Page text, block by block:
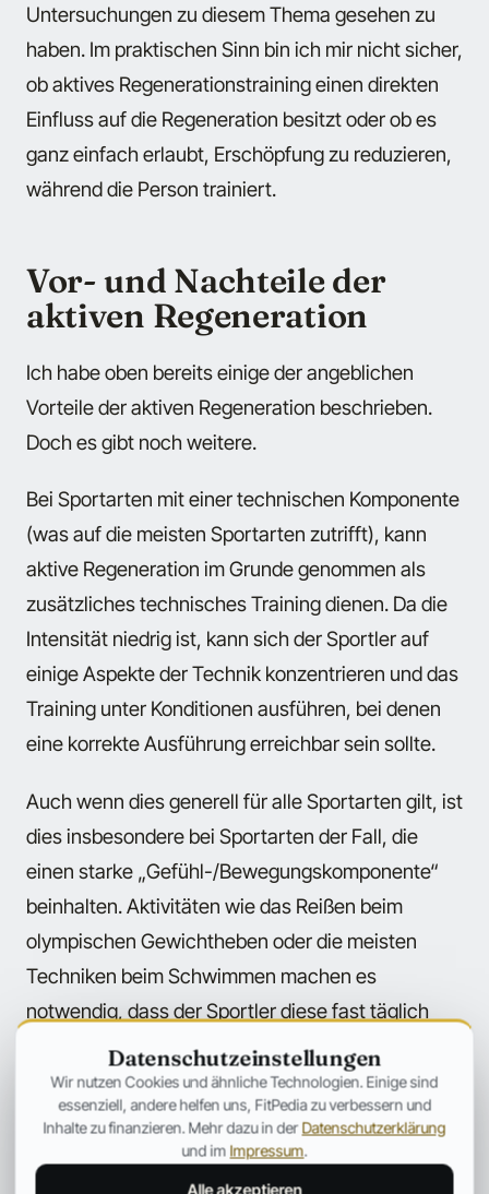
Untersuchungen zu diesem Thema gesehen zu
haben. Im praktischen Sinn bin ich mir nicht sicher,
ob aktives Regenerationstraining einen direkten
Einfluss auf die Regeneration besitzt oder ob es
ganz einfach erlaubt, Erschöpfung zu reduzieren,
während die Person trainiert.
Vor- und Nachteile der
aktiven Regeneration
Ich habe oben bereits einige der angeblichen
Vorteile der aktiven Regeneration beschrieben.
Doch es gibt noch weitere.
Bei Sportarten mit einer technischen Komponente
(was auf die meisten Sportarten zutrifft), kann
aktive Regeneration im Grunde genommen als
zusätzliches technisches Training dienen. Da die
Intensität niedrig ist, kann sich der Sportler auf
einige Aspekte der Technik konzentrieren und das
Training unter Konditionen ausführen, bei denen
eine korrekte Ausführung erreichbar sein sollte.
Auch wenn dies generell für alle Sportarten gilt, ist
dies insbesondere bei Sportarten der Fall, die
einen starke „Gefühl-/Bewegungskomponente“
beinhalten. Aktivitäten wie das Reißen beim
olympischen Gewichtheben oder die meisten
Techniken beim Schwimmen machen es
notwendig, dass der Sportler diese fast täglich
praktiziert, da er ansonsten das Gefühl für die
Bewegung verliert. Sie als leichtes Training an
aktiven Regenerationstagen auszuführen erlaubt
es dem Sportler, seinen „Groove“ beizubehalten.
Datenschutzeinstellungen
Wir nutzen Cookies und ähnliche Technologien. Einige sind
essenziell, andere helfen uns, FitPedia zu verbessern und
Inhalte zu finanzieren. Mehr dazu in derDatenschutzerklärung
und im Impressum.
Alle akzeptieren